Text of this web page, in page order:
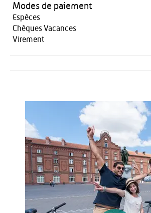
Modes de paiement
Espèces
Chèques Vacances
Virement